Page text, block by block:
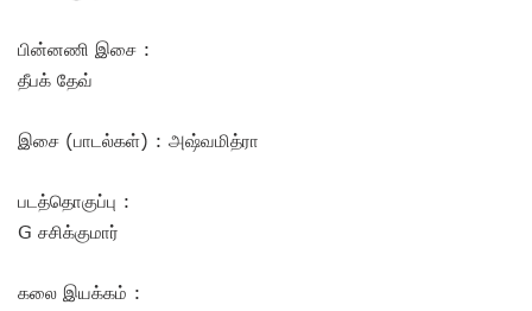
பின்னணி இசை :
தீபக் தேவ்
இசை (பாடல்கள்) : அஷ்வமித்ரா
படத்தொகுப்பு :
G சசிக்குமார்
கலை இயக்கம் :